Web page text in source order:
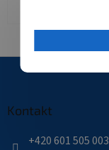
Kontakt
+420 601 505 003